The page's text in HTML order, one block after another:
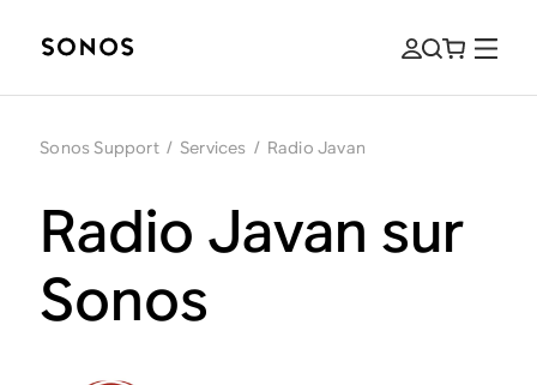
Sonos Support / Services / Radio Javan
Radio Javan sur
Sonos